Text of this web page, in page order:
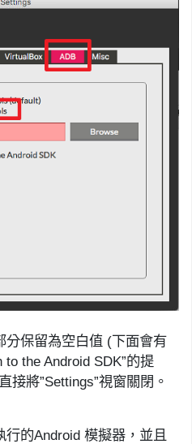
分保留為空白值 (下面會有
to theAndroid SDK”的提
接將”Settings”視窗關閉。
行的Android 模擬器，並且